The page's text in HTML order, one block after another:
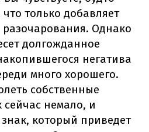
только добавляет
разочарования. Однако
долгожданное
негатива
много хорошего.
собственные
немало, и
который приведет